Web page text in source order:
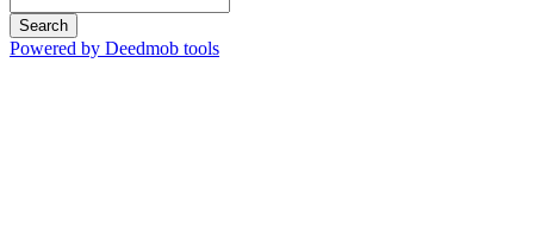
Search
Powered by Deedmob tools